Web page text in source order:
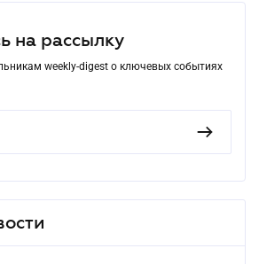
на рассылку
weekly-digest о ключевых событиях